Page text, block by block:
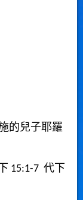
的兒子耶羅
15:1-7 代下